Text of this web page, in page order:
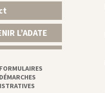
L’ADATE
FORMULAIRES
DÉMARCHES